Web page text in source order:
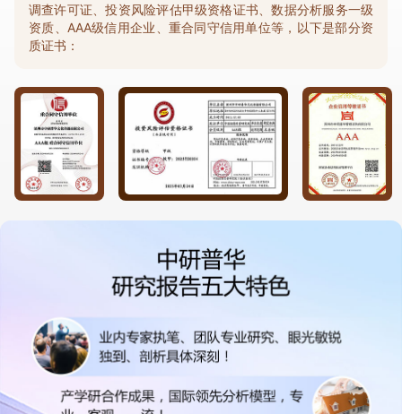
调查许可证、投资风险评估甲级资格证书、数据分析服务一级
资质、AAA级信用企业、重合同守信用单位等，以下是部分资
质证书：